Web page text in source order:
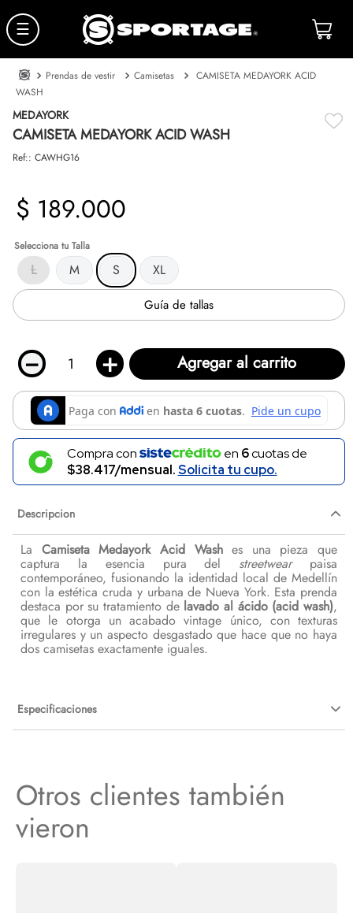
☰
Prendas de vestir Camisetas
CAMISETA MEDAYORK ACID
WASH
MEDAYORK
CAMISETA MEDAYORK ACID WASH
Ref:: CAWHG16
$ 189.000
Talla
L M S XL
Guía de tallas
＋
－ Agregar al carrito
Compra con en 6cuotas de
$38.417/mensual.Solicita tu cupo.
Descripcion
La Camiseta Medayork Acid Washes una pieza que
captura la esencia pura del streetwearpaisa
contemporáneo, fusionando la identidad local de Medellín
con la estética cruda y urbana de Nueva York. Esta prenda
destaca por su tratamiento de lavado al ácido (acid wash),
que le otorga un acabado vintage único, con texturas
irregulares y un aspecto desgastado que hace que no haya
dos camisetas exactamente iguales.
Especificaciones
Otros clientes también
vieron